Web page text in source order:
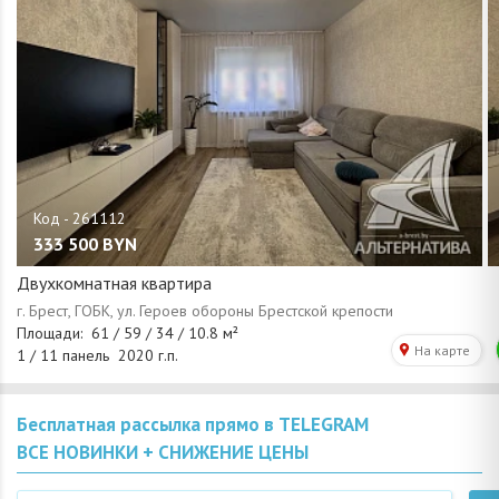
333 500 BYN
Двухкомнатная квартира
Бесплатная рассылка прямо в TELEGRAM
ВСЕ НОВИНКИ + СНИЖЕНИЕ ЦЕНЫ